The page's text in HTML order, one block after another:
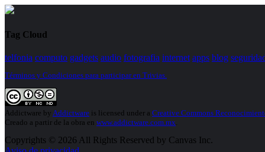
Tag Cloud
telfonia computo gadgets audio fotografia internet apps blog
Términos y Condiciones para participar en Trivias.
Addictware by Addictware is licensed under a Creative Commons
Creado a partir de la obra en www.addictware.com.mx
Copyrights © 2026 All Rights Reserved by Canvas Inc.